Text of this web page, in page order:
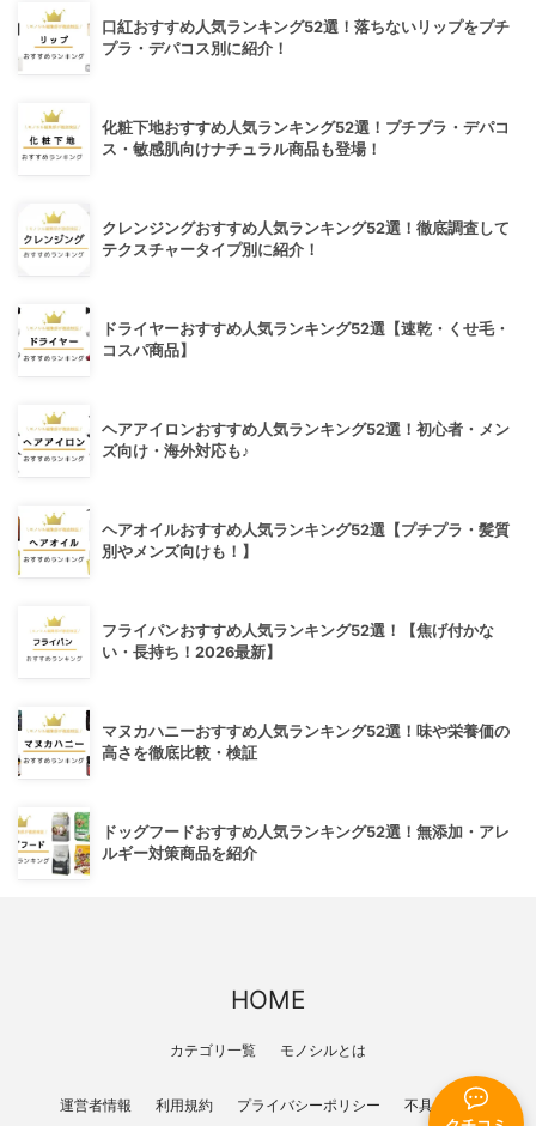
口紅おすすめ人気ランキング52選！落ちないリップをプチ
プラ・デパコス別に紹介！
化粧下地おすすめ人気ランキング52選！プチプラ・デパコ
ス・敏感肌向けナチュラル商品も登場！
クレンジングおすすめ人気ランキング52選！徹底調査して
テクスチャータイプ別に紹介！
ドライヤーおすすめ人気ランキング52選【速乾・くせ毛・
コスパ商品】
ヘアアイロンおすすめ人気ランキング52選！初心者・メン
ズ向け・海外対応も♪
ヘアオイルおすすめ人気ランキング52選【プチプラ・髪質
別やメンズ向けも！】
フライパンおすすめ人気ランキング52選！【焦げ付かな
い・長持ち！2026最新】
マヌカハニーおすすめ人気ランキング52選！味や栄養価の
高さを徹底比較・検証
ドッグフードおすすめ人気ランキング52選！無添加・アレ
ルギー対策商品を紹介
HOME
カテゴリ一覧 モノシルとは
運営者情報 利用規約 プライバシーポリシー 不具合報告